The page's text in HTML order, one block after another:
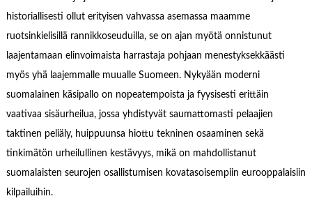
historiallisesti ollut erityisen vahvassa asemassa maamme
ruotsinkielisillä rannikkoseuduilla, se on ajan myötä onnistunut
laajentamaan elinvoimaista harrastaja pohjaan menestyksekkäästi
myös yhä laajemmalle muualle Suomeen. Nykyään moderni
suomalainen käsipallo on nopeatempoista ja fyysisesti erittäin
vaativaa sisäurheilua, jossa yhdistyvät saumattomasti pelaajien
taktinen peliäly, huippuunsa hiottu tekninen osaaminen sekä
tinkimätön urheilullinen kestävyys, mikä on mahdollistanut
suomalaisten seurojen osallistumisen kovatasoisempiin eurooppalaisiin
kilpailuihin.